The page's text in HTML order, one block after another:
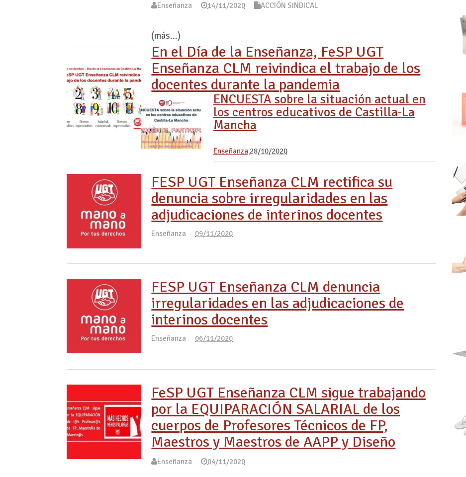
Enseñanza 14/11/2020 ACCIÓN SINDICAL
(más…)
En el Día de la Enseñanza, FeSP UGT
Enseñanza CLM reivindica el trabajo de los
docentes durante la pandemia
ENCUESTA sobre la situación actual en
los centros educativos de Castilla-La
Mancha
Enseñanza 28/10/2020
FESP UGT Enseñanza CLM rectifica su
denuncia sobre irregularidades en las
adjudicaciones de interinos docentes
Enseñanza 09/11/2020
FESP UGT Enseñanza CLM denuncia
irregularidades en las adjudicaciones de
interinos docentes
Enseñanza 06/11/2020
FeSP UGT Enseñanza CLM sigue trabajando
por la EQUIPARACIÓN SALARIAL de los
cuerpos de Profesores Técnicos de FP,
Maestros y Maestros de AAPP y Diseño
Enseñanza 04/11/2020